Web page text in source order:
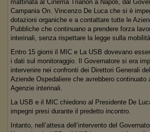
mattinata al Cinema Trianon a Napoli, dal
Campania On. Vincenzo De Luca che si è
dotazioni organiche e a contattare tutte le
Pubbliche che continuano a prendere forza
interinali, senza rispettare la legge sulla mobilità.
Entro 15 giorni il MIC e La USB dovevano
i dati sul monitoraggio. Il Governatore si era
intervenire nei confronti dei Direttori Generali
Aziende Ospedaliere che avrebbero continuato
Agenzie interinali.
La USB e il MIC chiedono al Presidente De
impegni presi durante il predetto incontro.
Intanto, nell’attesa dell’intervento del